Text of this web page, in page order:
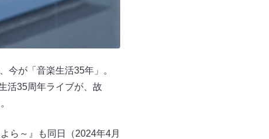
今が「音楽生活35年」。
活35周年ライブが、故
ら～』も同日（2024年4月